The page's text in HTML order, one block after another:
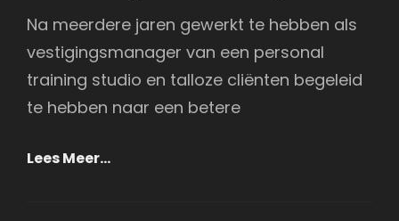
Na meerdere jaren gewerkt te hebben als
vestigingsmanager van een personal
training studio en talloze cliënten begeleid
te hebben naar een betere
Lees Meer…Ontdek